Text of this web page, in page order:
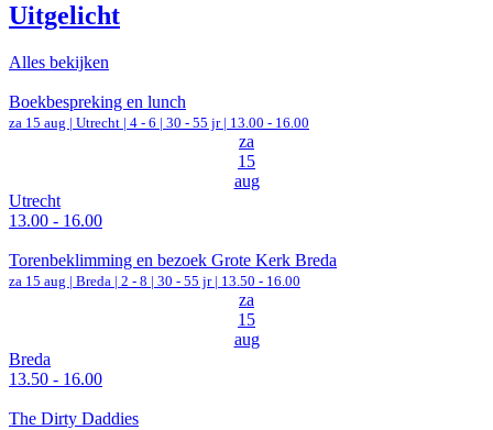
Uitgelicht
Alles bekijken
Boekbespreking en lunch
za 15 aug | Utrecht | 4 - 6 | 30 - 55 jr | 13.00 - 16.00
za
15
aug
Utrecht
13.00 - 16.00
Torenbeklimming en bezoek Grote Kerk Breda
za 15 aug | Breda | 2 - 8 | 30 - 55 jr | 13.50 - 16.00
za
15
aug
Breda
13.50 - 16.00
The Dirty Daddies